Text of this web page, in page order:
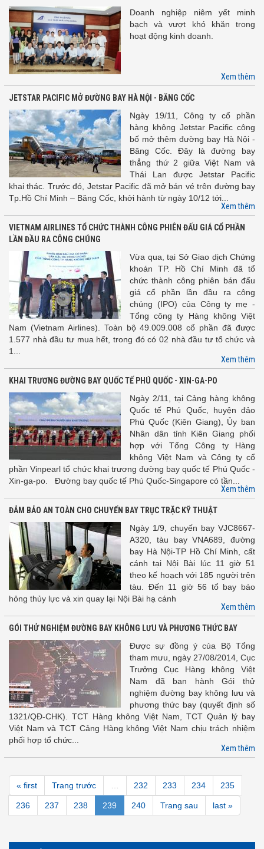
Doanh nghiệp niêm yết minh
bạch và vượt khó khăn trong
hoạt động kinh doanh.
Xem thêm
JETSTAR PACIFIC MỞ ĐƯỜNG BAY HÀ NỘI - BĂNG CỐC
Ngày 19/11, Công ty cổ phần
hàng không Jetstar Pacific công
bố mở thêm đường bay Hà Nội -
Băng Cốc. Đây là đường bay
thẳng thứ 2 giữa Việt Nam và
Thái Lan được Jetstar Pacific
khai thác. Trước đó, Jetstar Pacific đã mở bán vé trên đường bay
Tp.Hồ Chí Minh – Băng Cốc, khởi hành từ ngày 10/12 tới...
Xem thêm
VIETNAM AIRLINES TỔ CHỨC THÀNH CÔNG PHIÊN ĐẤU GIÁ CỔ PHẦN
LẦN ĐẦU RA CÔNG CHÚNG
Vừa qua, tại Sở Giao dịch Chứng
khoán TP. Hồ Chí Minh đã tổ
chức thành công phiên bán đấu
giá cổ phần lần đầu ra công
chúng (IPO) của Công ty mẹ -
Tổng công ty Hàng không Việt
Nam (Vietnam Airlines). Toàn bộ 49.009.008 cổ phần đã được
1.577 nhà đầu tư mua hết, trong đó có 02 nhà đầu tư tổ chức và
1...
Xem thêm
KHAI TRƯƠNG ĐƯỜNG BAY QUỐC TẾ PHÚ QUỐC - XIN-GA-PO
Ngày 2/11, tại Cảng hàng không
Quốc tế Phú Quốc, huyện đảo
Phú Quốc (Kiên Giang), Ủy ban
Nhân dân tỉnh Kiên Giang phối
hợp với Tổng Công ty Hàng
không Việt Nam và Công ty cổ
phần Vinpearl tổ chức khai trương đường bay quốc tế Phú Quốc -
Xin-ga-po. Đường bay quốc tế Phú Quốc-Singapore có tần...
Xem thêm
ĐẢM BẢO AN TOÀN CHO CHUYẾN BAY TRỤC TRẶC KỸ THUẬT
Ngày 1/9, chuyến bay VJC8667-
A320, tàu bay VNA689, đường
bay Hà Nội-TP Hồ Chí Minh, cất
cánh tại Nội Bài lúc 11 giờ 51
theo kế hoạch với 185 người trên
tàu. Đến 11 giờ 56 tổ bay báo
hỏng thủy lực và xin quay lại Nội Bài hạ cánh
Xem thêm
GÓI THỬ NGHIỆM ĐƯỜNG BAY KHÔNG LƯU VÀ PHƯƠNG THỨC BAY
Được sự đồng ý của Bộ Tổng
tham mưu, ngày 27/08/2014, Cục
Trưởng Cục Hàng không Việt
Nam đã ban hành Gói thử
nghiệm đường bay không lưu và
phương thức bay (quyết định số
1321/QĐ-CHK). TCT Hàng không Việt Nam, TCT Quản lý bay
Việt Nam và TCT Cảng Hàng không Việt Nam chịu trách nhiệm
phối hợp tổ chức...
Xem thêm
« first Trang trước 232 233 234 235
236 237 238 239 240 Trang sau last »